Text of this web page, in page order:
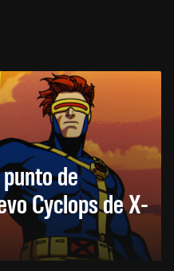
de
Cyclops de X-